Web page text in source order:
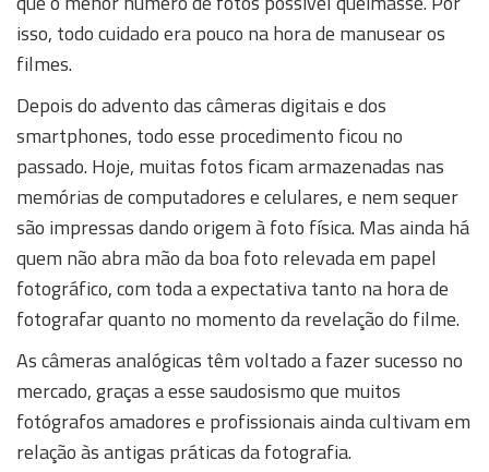
isso, todo cuidado era pouco na hora de manusear os
filmes.
Depois do advento das câmeras digitais e dos
smartphones, todo esse procedimento ficou no
passado. Hoje, muitas fotos ficam armazenadas nas
memórias de computadores e celulares, e nem sequer
são impressas dando origem à foto física. Mas ainda há
quem não abra mão da boa foto relevada em papel
fotográfico, com toda a expectativa tanto na hora de
fotografar quanto no momento da revelação do filme.
As câmeras analógicas têm voltado a fazer sucesso no
mercado, graças a esse saudosismo que muitos
fotógrafos amadores e profissionais ainda cultivam em
relação às antigas práticas da fotografia.